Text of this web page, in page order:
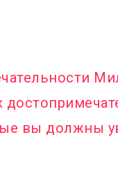
вы должны